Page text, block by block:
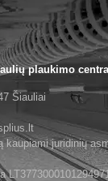
plaukimo
Šiauliai
kaupiami juridinių